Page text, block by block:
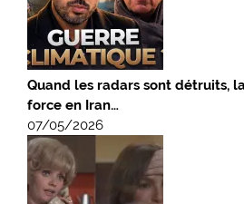
Quand les radars sont détruits,
force en Iran…
07/05/2026